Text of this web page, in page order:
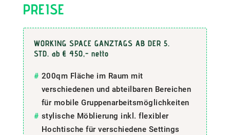
PREISE
WORKING SPACE GANZTAGS AB DER 5.
STD. ab € 450,- netto
200qm Fläche im Raum mit
verschiedenen und abteilbaren Bereichen
für mobile Gruppenarbeitsmöglichkeiten
stylische Möblierung inkl. flexibler
Hochtische für verschiedene Settings